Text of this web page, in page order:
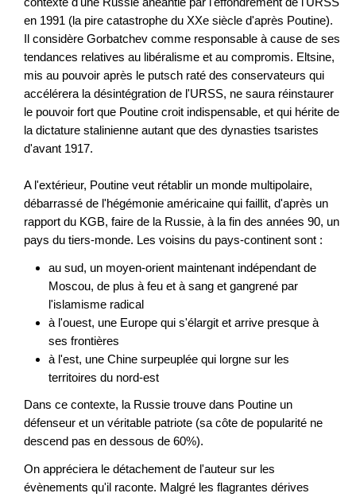
en 1991 (la pire catastrophe du XXe siècle d'après Poutine).
Il considère Gorbatchev comme responsable à cause de ses
tendances relatives au libéralisme et au compromis. Eltsine,
mis au pouvoir après le putsch raté des conservateurs qui
accélérera la désintégration de l'URSS, ne saura réinstaurer
le pouvoir fort que Poutine croit indispensable, et qui hérite de
la dictature stalinienne autant que des dynasties tsaristes
d'avant 1917.
A l'extérieur, Poutine veut rétablir un monde multipolaire,
débarrassé de l'hégémonie américaine qui faillit, d'après un
rapport du KGB, faire de la Russie, à la fin des années 90, un
pays du tiers-monde. Les voisins du pays-continent sont :
au sud, un moyen-orient maintenant indépendant de
Moscou, de plus à feu et à sang et gangrené par
l'islamisme radical
à l'ouest, une Europe qui s'élargit et arrive presque à
ses frontières
à l'est, une Chine surpeuplée qui lorgne sur les
territoires du nord-est
Dans ce contexte, la Russie trouve dans Poutine un
défenseur et un véritable patriote (sa côte de popularité ne
descend pas en dessous de 60%).
On appréciera le détachement de l'auteur sur les
évènements qu'il raconte. Malgré les flagrantes dérives